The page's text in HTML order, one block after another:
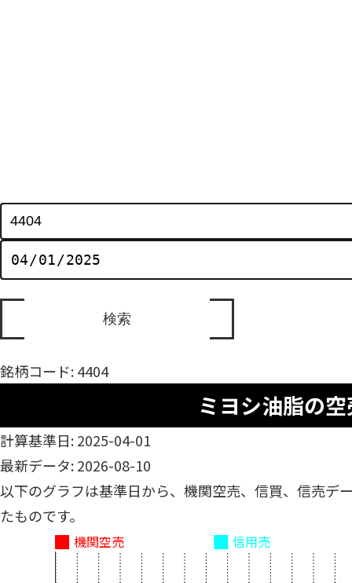
銘柄コード: 4404
ミヨシ油脂の
計算基準日: 2025-04-01
最新データ: 2026-08-10
以下のグラフは基準日から、機関空売、信買、信売デ
たものです。
機関空売 信用売